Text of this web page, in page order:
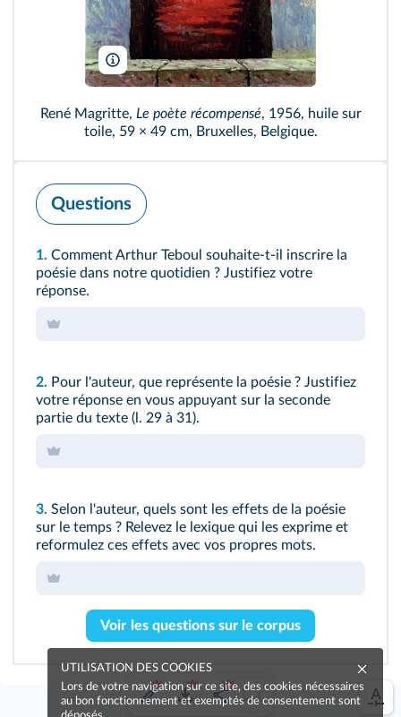
Bridgeman
René Magritte, Le poète récompensé, 1956, huile sur
toile, 59 × 49 cm, Bruxelles, Belgique.
Questions
1. Comment Arthur Teboul souhaite-t-il inscrire la
poésie dans notre quotidien ? Justifiez votre
réponse.
2. Pour l'auteur, que représente la poésie ? Justifiez
votre réponse en vous appuyant sur la seconde
partie du texte ( l. 29 à 31).
3. Selon l'auteur, quels sont les effets de la poésie
sur le temps ? Relevez le lexique qui les exprime et
reformulez ces effets avec vos propres mots.
Voir les questions sur le corpus
UTILISATION DES COOKIES
Lors de votre navigation sur ce site, des cookies nécessaires
au bon fonctionnement et exemptés de consentement sont